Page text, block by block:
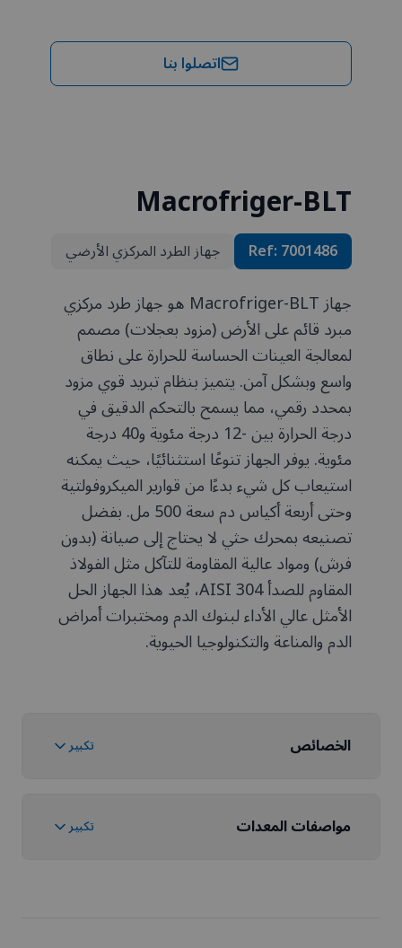
اتصلوا بنا
Macrofriger-BLT
Ref:7001486 جهاز الطرد المركزي الأرضي
جهاز Macrofriger-BLT هو جهاز طرد مركزي
مبرد قائم على الأرض (مزود بعجلات) مصمم
لمعالجة العينات الحساسة للحرارة على نطاق
واسع وبشكل آمن. يتميز بنظام تبريد قوي مزود
بمحدد رقمي، مما يسمح بالتحكم الدقيق في
درجة الحرارة بين -12 درجة مئوية و40 درجة
مئوية. يوفر الجهاز تنوعًا استثنائيًا، حيث يمكنه
استيعاب كل شيء بدءًا من قوارير الميكروفولتية
وحتى أربعة أكياس دم سعة 500 مل. بفضل
تصنيعه بمحرك حثي لا يحتاج إلى صيانة (بدون
فرش) ومواد عالية المقاومة للتآكل مثل الفولاذ
المقاوم للصدأ AISI 304، يُعد هذا الجهاز الحل
الأمثل عالي الأداء لبنوك الدم ومختبرات أمراض
الدم والمناعة والتكنولوجيا الحيوية.
الخصائص تكبير
مواصفات المعدات تكبير